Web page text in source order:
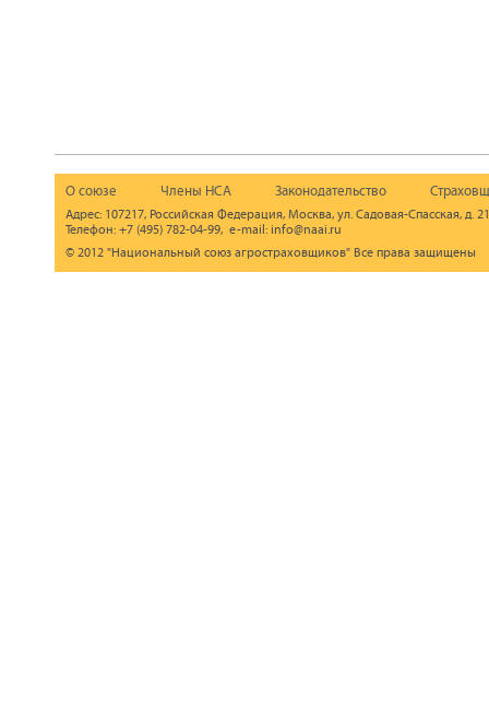
О союзе Члены НСА Законодательство
Адрес: 107217, Российская Федерация, Москва, ул. Садовая-Спасская, д.
Телефон: +7 (495) 782-04-99, e-mail: info@naai.ru
© 2012 "Национальный союз агростраховщиков" Все права защищены